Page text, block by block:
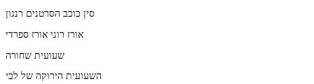
סין כוכב הסרטנים רנגון
אורז רוני אורז ספרדי
שעועית שחורה
השעועית הירוקה של לבי